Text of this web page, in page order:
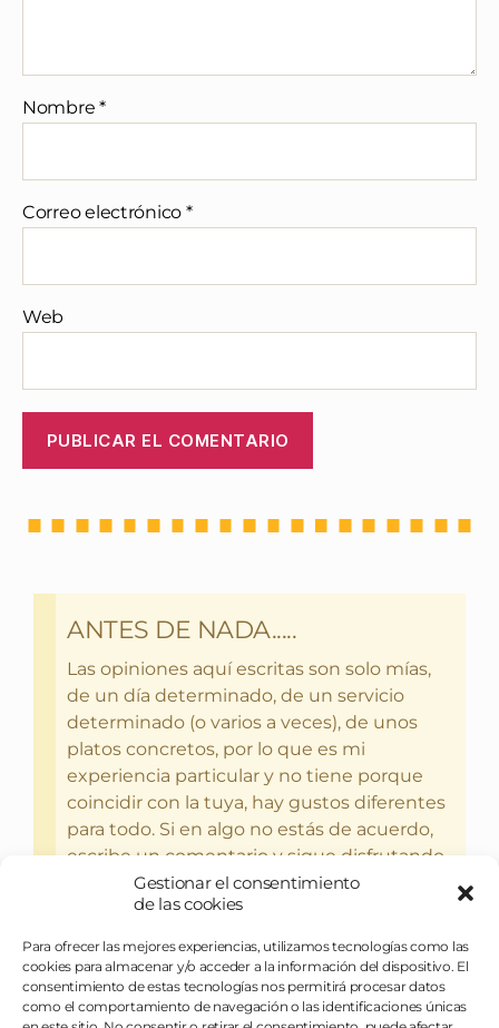
Gestionar el consentimiento
de las cookies
Para ofrecer las mejores experiencias, utilizamos tecnologías como las
cookies para almacenar y/o acceder a la información del dispositivo. El
consentimiento de estas tecnologías nos permitirá procesar datos
como el comportamiento de navegación o las identificaciones únicas
Nombre*
Correo electrónico *
Web
ANTES DE NADA.....
Las opiniones aquí escritas son solo mías,
de un día determinado, de un servicio
determinado (o varios a veces), de unos
platos concretos, por lo que es mi
experiencia particular y no tiene porque
coincidir con la tuya, hay gustos diferentes
para todo. Si en algo no estás de acuerdo,
escribe un comentario y sigue disfrutando
del bebercio y el glotoneo.